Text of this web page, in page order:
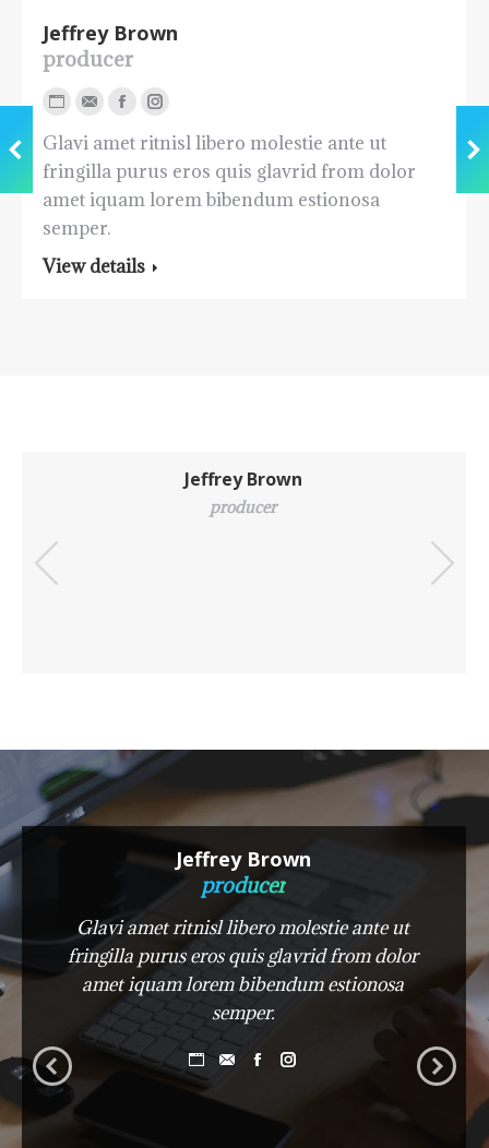
Jeffrey Brown
producer
Glavi amet ritnisl libero molestie ante ut
fringilla purus eros quis glavrid from dolor
amet iquam lorem bibendum estionosa
semper.
Blog
personale
/
sito
web
E-
mail
FacebookInstagram
View details
Jeffrey Brown
producer
Jeffrey Brown
producer
Glavi amet ritnisl libero molestie ante ut
fringilla purus eros quis glavrid from dolor
amet iquam lorem bibendum estionosa
semper.
Blog
personale
E-
mail
Facebook
Instagram